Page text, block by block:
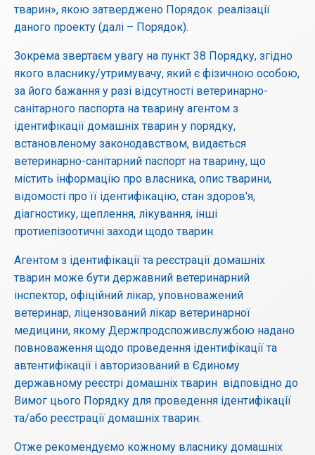
тварин», якою затверджено Порядок реалізації
даного проекту (далі – Порядок).
Зокрема звертаєм увагу на пункт 38 Порядку, згідно
якого власнику/утримувачу, який є фізичною особою,
за його бажання у разі відсутності ветеринарно-
санітарного паспорта на тварину агентом з
ідентифікації домашніх тварин у порядку,
встановленому законодавством, видається
ветеринарно-санітарний паспорт на тварину, що
містить інформацію про власника, опис тварини,
відомості про її ідентифікацію, стан здоров'я,
діагностику, щеплення, лікування, інші
протиепізоотичні заходи щодо тварин.
Агентом з ідентифікації та реєстрації домашніх
тварин може бути державний ветеринарний
інспектор, офіційний лікар, уповноважений
ветеринар, ліцензований лікар ветеринарної
медицини, якому Держпродспоживслужбою надано
повноваження щодо проведення ідентифікації та
автентифікації і авторизований в Єдиному
державному реєстрі домашніх тварин відповідно до
Вимог цього Порядку для проведення ідентифікації
та/або реєстрації домашніх тварин.
Отже рекомендуємо кожному власнику домашніх